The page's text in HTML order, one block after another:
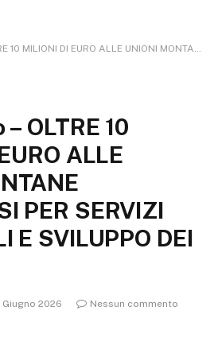
UNIONI MONTANE PIEMONTESI PER SERVIZI ESSENZIALI E SVILUPPO DEI TERRITORI
OLTRE 10
ALLE
PER SERVIZI
E SVILUPPO DEI
Giugno 2026
Nessun commento